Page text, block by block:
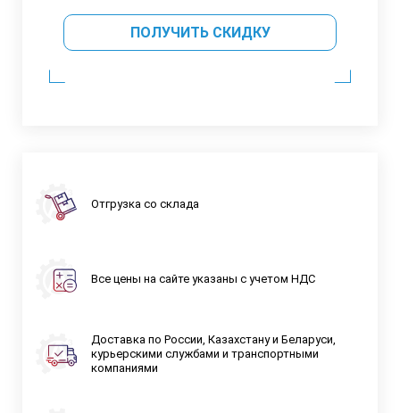
ПОЛУЧИТЬ СКИДКУ
Отгрузка со склада
Все цены на сайте указаны с учетом НДС
Доставка по России, Казахстану и Беларуси,
курьерскими службами и транспортными
компаниями